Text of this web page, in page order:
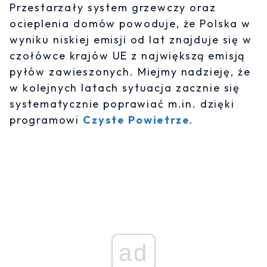
Przestarzały system grzewczy oraz
ocieplenia domów powoduje, że Polska w
wyniku niskiej emisji od lat znajduje się w
czołówce krajów UE z największą emisją
pyłów zawieszonych. Miejmy nadzieję, że
w kolejnych latach sytuacja zacznie się
systematycznie poprawiać m.in. dzięki
programowi Czyste Powietrze.
ad